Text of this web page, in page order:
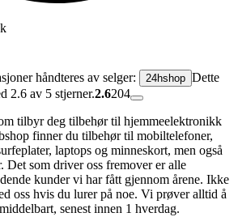
håndteres av selger: 24hshop Dette
2.6 av 5 stjerner.2.6204
tilbyr deg tilbehør til hjemmeelektronikk
finner du tilbehør til mobiltelefoner,
laptops og minneskort, men også
som driver oss fremover er alle
kunder vi har fått gjennom årene. Ikke
oss hvis du lurer på noe. Vi prøver alltid å
senest innen 1 hverdag.